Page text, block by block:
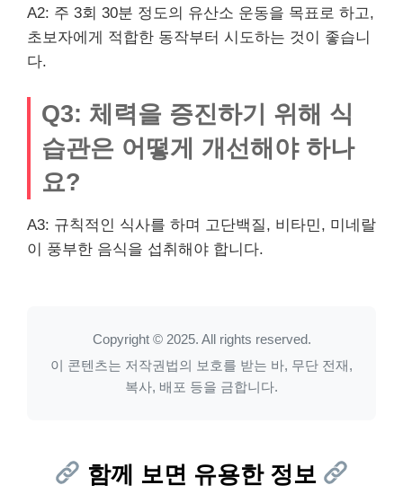
A2: 주 3회 30분 정도의 유산소 운동을 목표로 하고,
초보자에게 적합한 동작부터 시도하는 것이 좋습니
다.
Q3: 체력을 증진하기 위해 식
습관은 어떻게 개선해야 하나
요?
A3: 규칙적인 식사를 하며 고단백질, 비타민, 미네랄
이 풍부한 음식을 섭취해야 합니다.
Copyright © 2025. All rights reserved.
이 콘텐츠는 저작권법의 보호를 받는 바, 무단 전재,
복사, 배포 등을 금합니다.
함께 보면 유용한 정보